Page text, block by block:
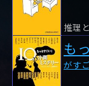
も
がす